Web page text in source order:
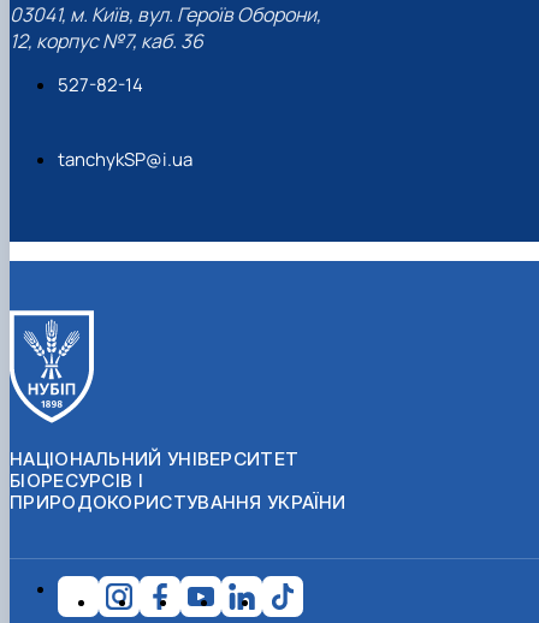
03041, м. Київ, вул. Героїв Оборони,
12, корпус №7, каб. 36
527-82-14
tanchykSP@i.ua
НАЦІОНАЛЬНИЙ УНІВЕРСИТЕТ
БІОРЕСУРСІВ І
ПРИРОДОКОРИСТУВАННЯ УКРАЇНИ